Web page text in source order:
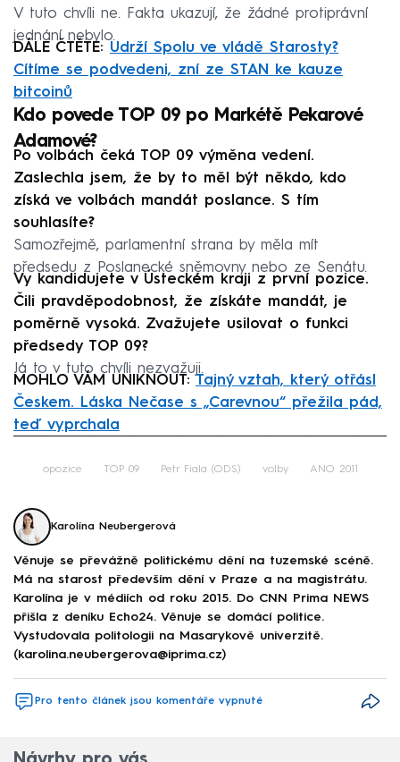
V tuto chvíli ne. Fakta ukazují, že žádné protiprávní
jednání nebylo.
DÁLE ČTĚTE: Udrží Spolu ve vládě Starosty?
Cítíme se podvedeni, zní ze STAN ke kauze
bitcoinů
Kdo povede TOP 09 po Markétě Pekarové
Adamové?
Po volbách čeká TOP 09 výměna vedení.
Zaslechla jsem, že by to měl být někdo, kdo
získá ve volbách mandát poslance. S tím
souhlasíte?
Samozřejmě, parlamentní strana by měla mít
předsedu z Poslanecké sněmovny nebo ze Senátu.
Vy kandidujete v Ústeckém kraji z první pozice.
Čili pravděpodobnost, že získáte mandát, je
poměrně vysoká. Zvažujete usilovat o funkci
předsedy TOP 09?
Já to v tuto chvíli nezvažuji.
MOHLO VÁM UNIKNOUT:Tajný vztah, který otřásl
Českem. Láska Nečase s „Carevnou“ přežila pád,
teď vyprchala
opozice TOP 09 Petr Fiala (ODS) volby ANO 2011
Karolína Neubergerová
Věnuje se převážně politickému dění na tuzemské scéně.
Má na starost především dění v Praze a na magistrátu.
Karolína je v médiích od roku 2015. Do CNN Prima NEWS
přišla z deníku Echo24. Věnuje se domácí politice.
Vystudovala politologii na Masarykově univerzitě.
(karolina.neubergerova@iprima.cz)
Pro tento článek jsou komentáře vypnuté